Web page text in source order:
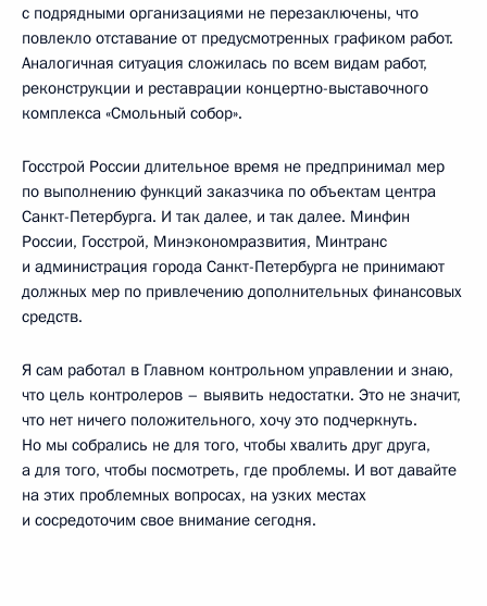
с подрядными организациями не перезаключены, что
повлекло отставание от предусмотренных графиком работ.
Аналогичная ситуация сложилась по всем видам работ,
реконструкции и реставрации концертно-выставочного
комплекса «Смольный собор».
Госстрой России длительное время не предпринимал мер
по выполнению функций заказчика по объектам центра
Санкт-Петербурга. И так далее, и так далее. Минфин
России, Госстрой, Минэкономразвития, Минтранс
и администрация города Санкт-Петербурга не принимают
должных мер по привлечению дополнительных финансовых
средств.
Я сам работал в Главном контрольном управлении и знаю,
что цель контролеров – выявить недостатки. Это не значит,
что нет ничего положительного, хочу это подчеркнуть.
Но мы собрались не для того, чтобы хвалить друг друга,
а для того, чтобы посмотреть, где проблемы. И вот давайте
на этих проблемных вопросах, на узких местах
и сосредоточим свое внимание сегодня.